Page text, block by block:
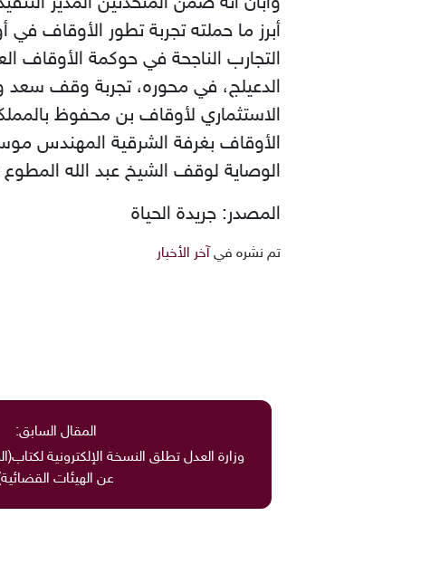
أبرز ما حملته تجربة تطور الأوقاف في
التجارب الناجحة في حوكمة الأوقاف
الدعيلج، في محوره، تجربة وقف سعد
الاستثماري لأوقاف بن محفوظ
الأوقاف بغرفة الشرقية المهندس
الوصاية لوقف الشيخ عبد الله
المصدر: جريدة الحياة
تم نشره في آخر الأخبار
المقال السابق:
وزارة العدل تطلق النسخة الإلكترونية
عن الهيئات